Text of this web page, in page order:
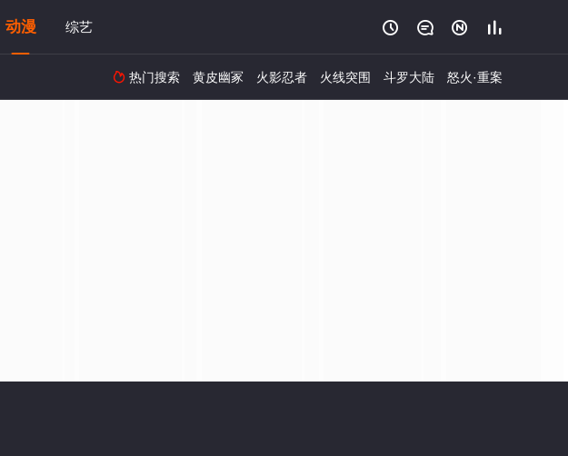
动漫 综艺    
 热门搜索 黄皮幽冢 火影忍者 火线突围 斗罗大陆 怒火·重案